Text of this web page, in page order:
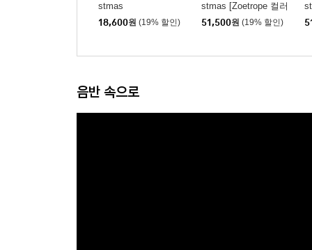
stmas
18,600원 (19% 할인)
stmas [Zoetrope 컬러
LP]
51,500원 (19% 할인)
음반 속으로